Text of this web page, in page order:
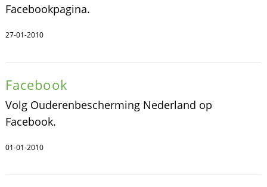
Facebookpagina.
27-01-2010
Facebook
Volg Ouderenbescherming Nederland op
Facebook.
01-01-2010